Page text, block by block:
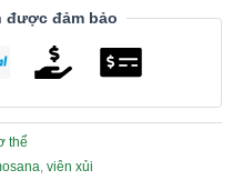
được đảm bảo
thể
, viên xủi